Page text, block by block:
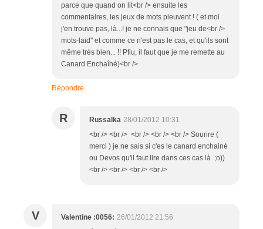
parce que quand on lit<br /> ensuite les
commentaires, les jeux de mots pleuvent ! ( et moi
j'en trouve pas, là...! je ne connais que "jeu de<br />
mots-laid" et comme ce n'est pas le cas, et qu'ils sont
même très bien... !! Pfiu, il faut que je me remette au
Canard Enchaîné)<br />
Répondre
R Russalka 28/01/2012 10:31
<br /> <br /> <br /> <br /> <br /> Sourire (
merci ) je ne sais si c'es le canard enchainé
ou Devos qu'il faut lire dans ces cas là ;o))
<br /> <br /> <br /> <br />
V Valentine :0056: 26/01/2012 21:56